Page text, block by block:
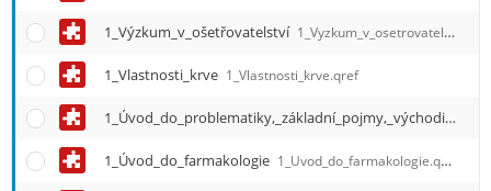
1_Výzkum_v_ošetřovatelství 1_Vyzkum_v_osetrovatelstvi.qref
1_Vlastnosti_krve 1_Vlastnosti_krve.qref
1_Úvod_do_problematiky,_základní_pojmy,_východiska_ošetřovatelského_procesu,_historický_vývoj
1_Úvod_do_farmakologie 1_Uvod_do_farmakologie.qref